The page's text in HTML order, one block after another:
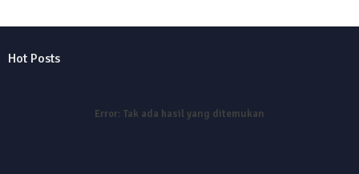
Hot Posts
Error: Tak ada hasil yang ditemukan